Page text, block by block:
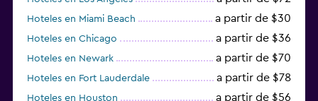
Hoteles en Miami Beach a partir de $30
Hoteles en Chicago a partir de $36
Hoteles en Newark a partir de $70
Hoteles en Fort Lauderdale a partir de $78
Hoteles en Houston a partir de $56